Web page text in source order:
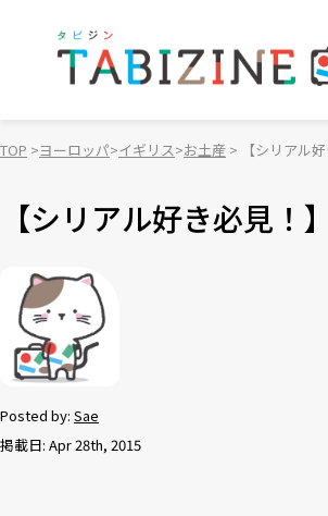
TOP ヨーロッパ イギリス お土産 【シリアル
【シリアル好き必見
Posted by: Sae
掲載日: Apr 28th, 2015